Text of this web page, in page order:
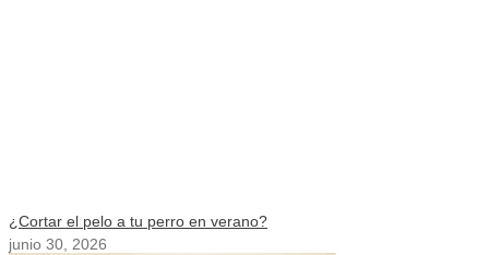
¿Cortar el pelo a tu perro en verano?
junio 30, 2026